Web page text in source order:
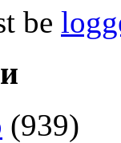
be
(939)